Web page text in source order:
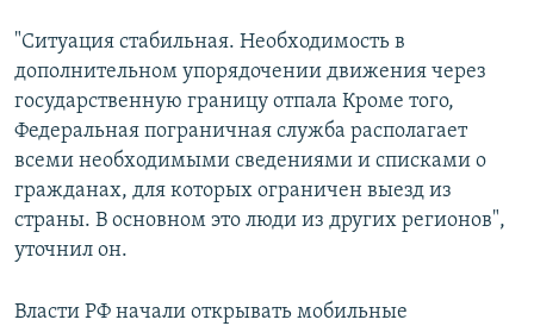
"Ситуация стабильная. Необходимость в
дополнительном упорядочении движения через
государственную границу отпала Кроме того,
Федеральная пограничная служба располагает
всеми необходимыми сведениями и списками о
гражданах, для которых ограничен выезд из
страны. В основном это люди из других регионов",
уточнил он.
Власти РФ начали открывать мобильные